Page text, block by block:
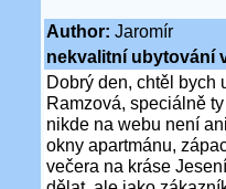
Author: Jaromír
nekvalitní ubytování
Dobrý den, chtěl bych
Ramzová, speciálně
nikde na webu není
okny apartmánu,
večera na kráse